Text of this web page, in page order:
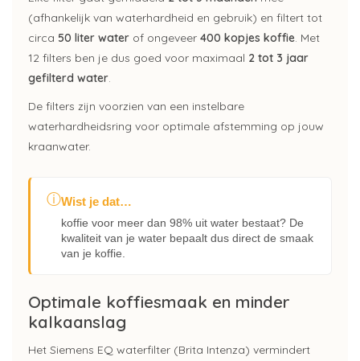
(afhankelijk van waterhardheid en gebruik) en filtert tot
circa 50 liter water of ongeveer 400 kopjes koffie. Met
12 filters ben je dus goed voor maximaal 2 tot 3 jaar
gefilterd water.
De filters zijn voorzien van een instelbare
waterhardheidsring voor optimale afstemming op jouw
kraanwater.
ⓘWist je dat…
koffie voor meer dan 98% uit water bestaat? De
kwaliteit van je water bepaalt dus direct de smaak
van je koffie.
Optimale koffiesmaak en minder
kalkaanslag
Het Siemens EQ waterfilter (Brita Intenza) vermindert